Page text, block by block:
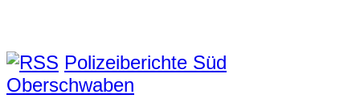
Polizeiberichte Süd
Oberschwaben